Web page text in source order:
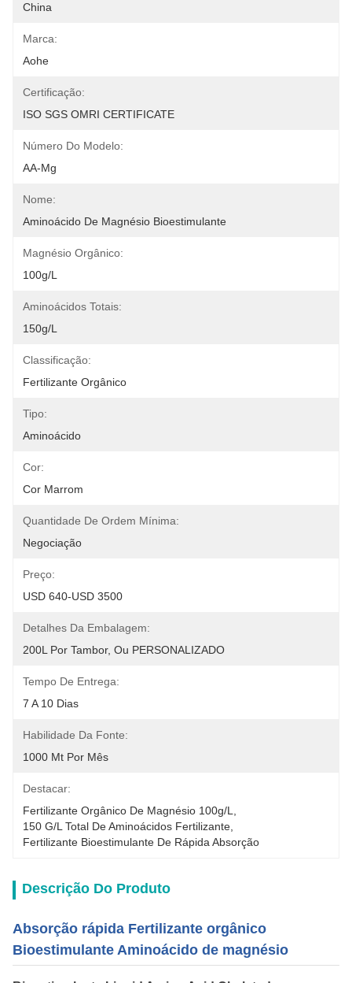
China
Marca:
Aohe
Certificação:
ISO SGS OMRI CERTIFICATE
Número Do Modelo:
AA-Mg
Nome:
Aminoácido De Magnésio Bioestimulante
Magnésio Orgânico:
100g/L
Aminoácidos Totais:
150g/L
Classificação:
Fertilizante Orgânico
Tipo:
Aminoácido
Cor:
Cor Marrom
Quantidade De Ordem Mínima:
Negociação
Preço:
USD 640-USD 3500
Detalhes Da Embalagem:
200L Por Tambor, Ou PERSONALIZADO
Tempo De Entrega:
7 A 10 Dias
Habilidade Da Fonte:
1000 Mt Por Mês
Destacar:
Fertilizante Orgânico De Magnésio 100g/L
150 G/l Total De Aminoácidos Fertilizante
Fertilizante Bioestimulante De Rápida Absorção
Descrição Do Produto
Absorção rápida Fertilizante orgânico
Bioestimulante Aminoácido de magnésio